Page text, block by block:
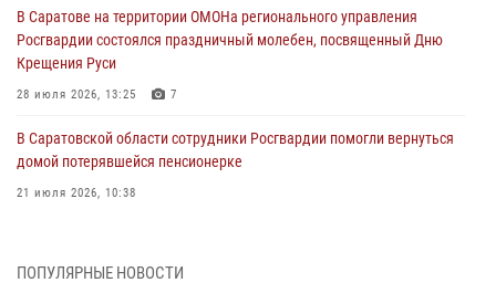
В Саратове на территории ОМОНа регионального управления
Росгвардии состоялся праздничный молебен, посвященный Дню
Крещения Руси
28 июля 2026, 13:25 7
В Саратовской области сотрудники Росгвардии помогли вернуться
домой потерявшейся пенсионерке
21 июля 2026, 10:38
вневедомственной охраны и вручения ключей от новых
ПОПУЛЯРНЫЕ НОВОСТИ